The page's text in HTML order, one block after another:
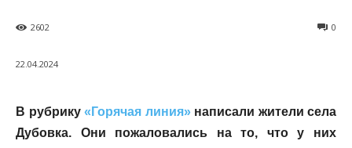
0
2602
22.04.2024
В рубрику «Горячая линия»написали жители села
Дубовка. Они пожаловались на то, что у них